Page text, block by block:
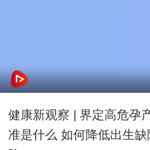
健康新观察 | 界定高危孕
准是什么 如何降低出生